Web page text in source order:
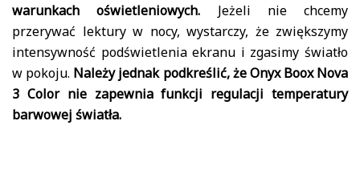
warunkach oświetleniowych. Jeżeli nie chcemy
przerywać lektury w nocy, wystarczy, że zwiększymy
intensywność podświetlenia ekranu i zgasimy światło
w pokoju. Należy jednak podkreślić, że Onyx Boox Nova
3 Color nie zapewnia funkcji regulacji temperatury
barwowej światła.